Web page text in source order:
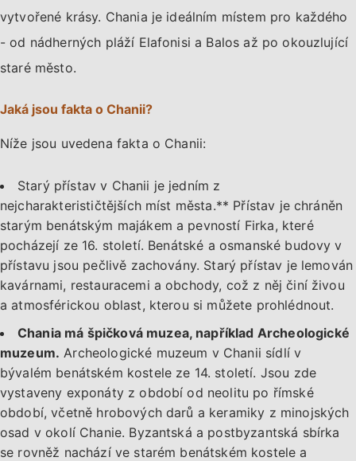
vytvořené krásy. Chania je ideálním místem pro každého
- od nádherných pláží Elafonisi a Balos až po okouzlující
staré město.
Jaká jsou fakta o Chanii?
Níže jsou uvedena fakta o Chanii:
Starý přístav v Chanii je jedním z
nejcharakterističtějších míst města.** Přístav je chráněn
starým benátským majákem a pevností Firka, které
pocházejí ze 16. století. Benátské a osmanské budovy v
přístavu jsou pečlivě zachovány. Starý přístav je lemován
kavárnami, restauracemi a obchody, což z něj činí živou
a atmosférickou oblast, kterou si můžete prohlédnout.
Chania má špičková muzea, například Archeologické
muzeum. Archeologické muzeum v Chanii sídlí v
bývalém benátském kostele ze 14. století. Jsou zde
vystaveny exponáty z období od neolitu po římské
období, včetně hrobových darů a keramiky z minojských
osad v okolí Chanie. Byzantská a postbyzantská sbírka
se rovněž nachází ve starém benátském kostele a